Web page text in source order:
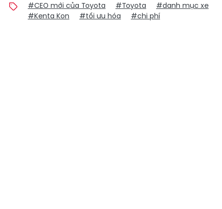
#CEO mới của Toyota #Toyota
#danh mục xe
#Kenta Kon
#tối ưu hóa #chi phí